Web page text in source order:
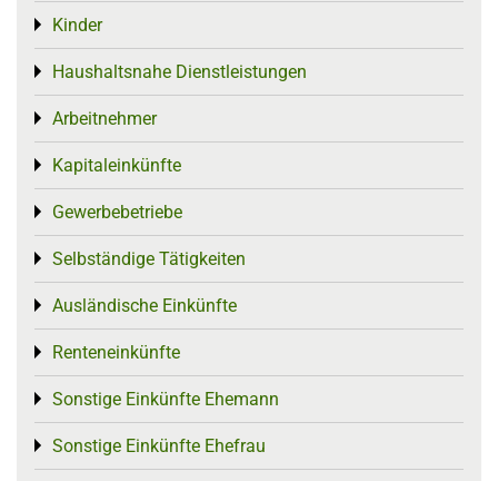
Kinder
Toggle menu
Haushaltsnahe Dienstleistungen
Toggle menu
Arbeitnehmer
Toggle menu
Kapitaleinkünfte
Toggle menu
Gewerbebetriebe
Toggle menu
Selbständige Tätigkeiten
Toggle menu
Ausländische Einkünfte
Toggle menu
Renteneinkünfte
Toggle menu
Sonstige Einkünfte Ehemann
Toggle menu
Sonstige Einkünfte Ehefrau
Toggle menu